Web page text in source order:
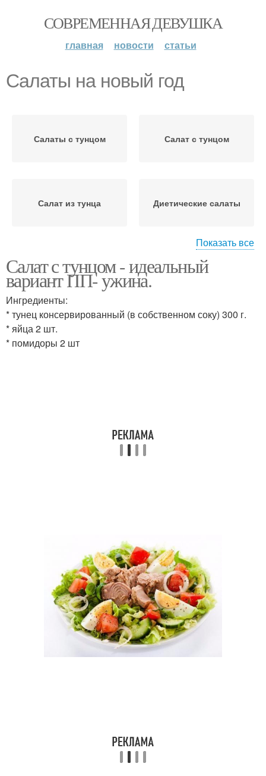
СОВРЕМЕННАЯ ДЕВУШКА
главная новости статьи
Салаты на новый год
Салаты с тунцом Салат с тунцом
Салат из тунца Диетические салаты
новогоднего стола
Вкусный салат
Салат из кальмаров
Диетический салат
Показать все
Салат с тунцом - идеальный
вариант ПП- ужина.
Ингредиенты:
* тунец консервированный (в собственном соку) 300 г.
* яйца 2 шт.
* помидоры 2 шт